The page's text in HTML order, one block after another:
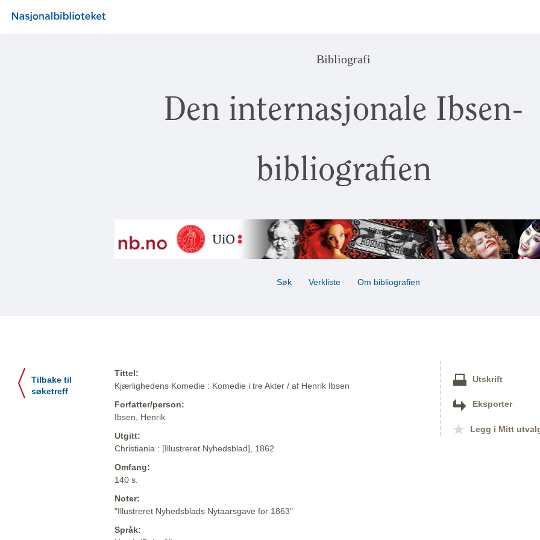
Bibliografi
Den internasjonale Ibsen-
bibliografien
Søk Verkliste Om bibliografien
Tilbake til
søketreff
Tittel:
Kjærlighedens Komedie : Komedie i tre Akter / af Henrik Ibsen
Forfatter/person:
Ibsen, Henrik
Utgitt:
Christiania : [Illustreret Nyhedsblad], 1862
Omfang:
140 s.
Noter:
"Illustreret Nyhedsblads Nytaarsgave for 1863"
Språk:
Utskrift
Eksporter
Legg i Mitt